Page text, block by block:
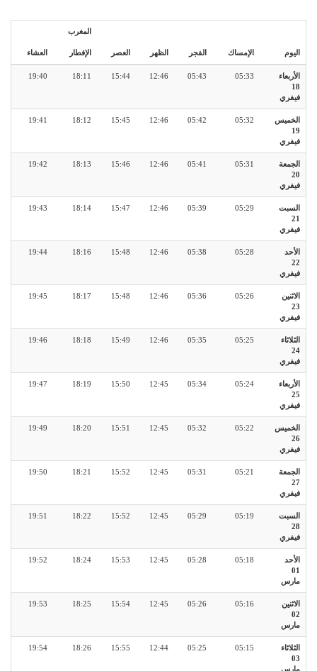
اليوم الإمساك الفجر الظهر العصر
المغرب
الإفطار العشاء
الأربعاء
18
فيفري
05:33
05:43
12:46
15:44
18:11
19:40
الخميس
19
فيفري
05:32
05:42
12:46
15:45
18:12
19:41
الجمعة
20
فيفري
05:31
05:41
12:46
15:46
18:13
19:42
السبت
21
فيفري
05:29
05:39
12:46
15:47
18:14
19:43
الأحد
22
فيفري
05:28
05:38
12:46
15:48
18:16
19:44
الاثنين
23
فيفري
05:26
05:36
12:46
15:48
18:17
19:45
الثلاثاء
24
فيفري
05:25
05:35
12:46
15:49
18:18
19:46
الأربعاء
25
فيفري
05:24
05:34
12:45
15:50
18:19
19:47
الخميس
26
فيفري
05:22
05:32
12:45
15:51
18:20
19:49
الجمعة
27
فيفري
05:21
05:31
12:45
15:52
18:21
19:50
السبت
28
فيفري
05:19
05:29
12:45
15:52
18:22
19:51
الأحد
01
مارس
05:18
05:28
12:45
15:53
18:24
19:52
الاثنين
02
مارس
05:16
05:26
12:45
15:54
18:25
19:53
الثلاثاء
03
مارس
05:15
05:25
12:44
15:55
18:26
19:54